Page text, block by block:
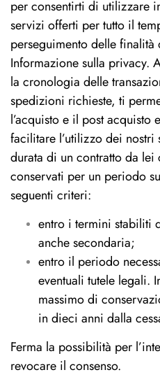
per consentirti di utilizzare
servizi offerti per tutto il
perseguimento delle finalità
Informazione sulla privacy.
la cronologia delle
spedizioni richieste, ti
l’acquisto e il post
facilitare l’utilizzo dei
durata di un contratto da
conservati per un periodo
seguenti criteri:
entro i termini stabiliti
anche secondaria;
entro il periodo
eventuali tutele legali.
massimo di
in dieci anni dalla
Ferma la possibilità per
revocare il consenso.